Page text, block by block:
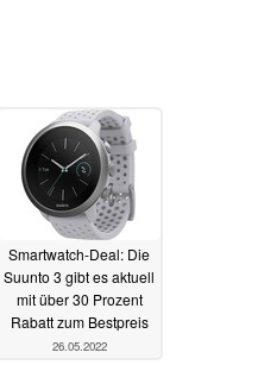
Smartwatch-Deal: Die
Suunto 3 gibt es aktuell
mit über 30 Prozent
Rabatt zum Bestpreis
26.05.2022